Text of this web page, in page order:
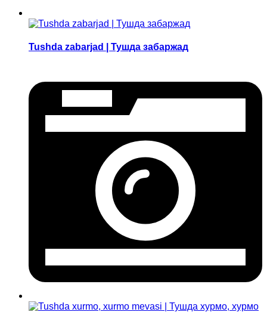
Tushda zabarjad | Тушда забаржад